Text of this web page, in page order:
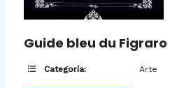
Guide bleu du Figraro
Categoría: Arte